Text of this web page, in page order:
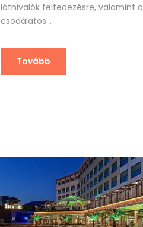
látnivalók felfedezésre, valamint a
csodálatos...
Tovább